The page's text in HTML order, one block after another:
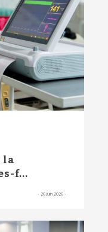
la
f...
- 26 juin 2026 -